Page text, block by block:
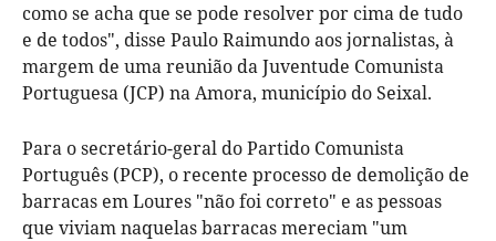
como se acha que se pode resolver por cima de tudo
e de todos", disse Paulo Raimundo aos jornalistas, à
margem de uma reunião da Juventude Comunista
Portuguesa (JCP) na Amora, município do Seixal.
Para o secretário-geral do Partido Comunista
Português (PCP), o recente processo de demolição de
barracas em Loures "não foi correto" e as pessoas
que viviam naquelas barracas mereciam "um